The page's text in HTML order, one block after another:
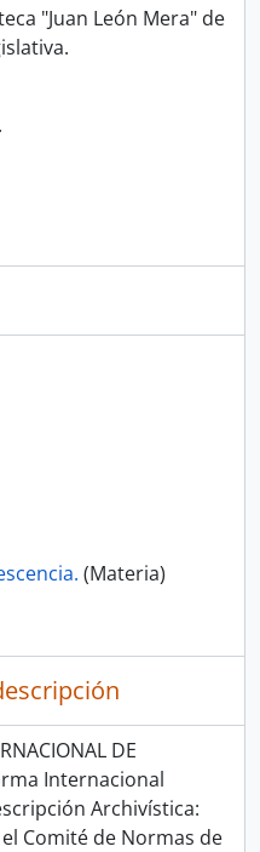
"Juan León Mera" de
(Materia)
DE
Internacional
Archivística:
Comité de Normas de